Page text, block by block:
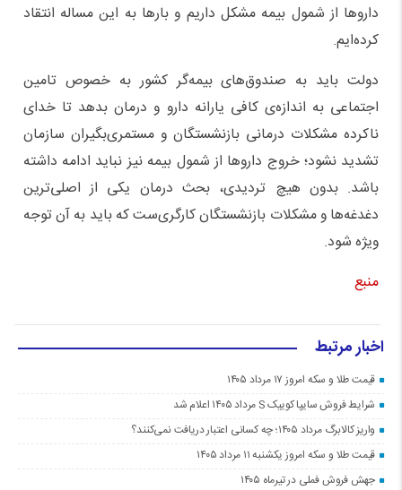
دارو‌ها از شمول بیمه مشکل داریم و بار‌ها به این مساله انتقاد
کرده‌ایم.
دولت باید به صندوق‌های بیمه‌گر کشور به خصوص تامین
اجتماعی به اندازه‌ی کافی یارانه دارو و درمان بدهد تا خدای
ناکرده مشکلات درمانی بازنشستگان و مستمری‌بگیران سازمان
تشدید نشود؛ خروج دارو‌ها از شمول بیمه نیز نباید ادامه داشته
باشد. بدون هیچ تردیدی، بحث درمان یکی از اصلی‌ترین
دغدغه‌ها و مشکلات بازنشستگان کارگری‌ست که باید به آن توجه
ویژه شود.
منبع
اخبار مرتبط
قیمت طلا و سکه امروز ۱۷ مرداد ۱۴۰۵
شرایط فروش سایپا کوییک S مرداد ۱۴۰۵ اعلام شد
واریز کالابرگ مرداد ۱۴۰۵؛ چه کسانی اعتبار دریافت نمی‌کنند؟
قیمت طلا و سکه امروز یکشنبه ۱۱ مرداد ۱۴۰۵
جهش فروش فملی در تیرماه ۱۴۰۵